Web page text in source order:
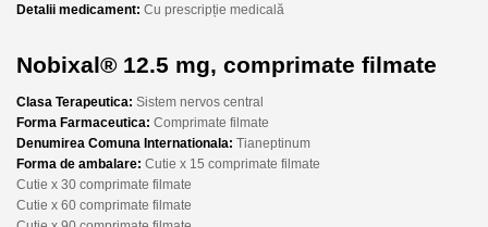
Detalii medicament: Cu prescripție medicală
Nobixal® 12.5 mg, comprimate filmate
Clasa Terapeutica: Sistem nervos central
Forma Farmaceutica: Comprimate filmate
Denumirea Comuna Internationala: Tianeptinum
Forma de ambalare: Cutie x 15 comprimate filmate
Cutie x 30 comprimate filmate
Cutie x 60 comprimate filmate